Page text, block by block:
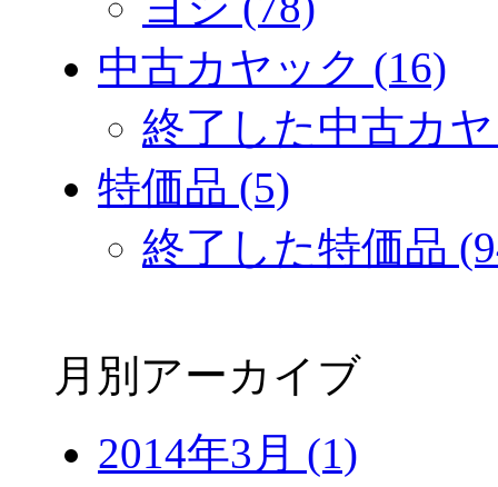
中古カヤック (16)
終了した中古カ
特価品 (5)
終了した特価品
月別アーカイブ
2014年3月 (1)